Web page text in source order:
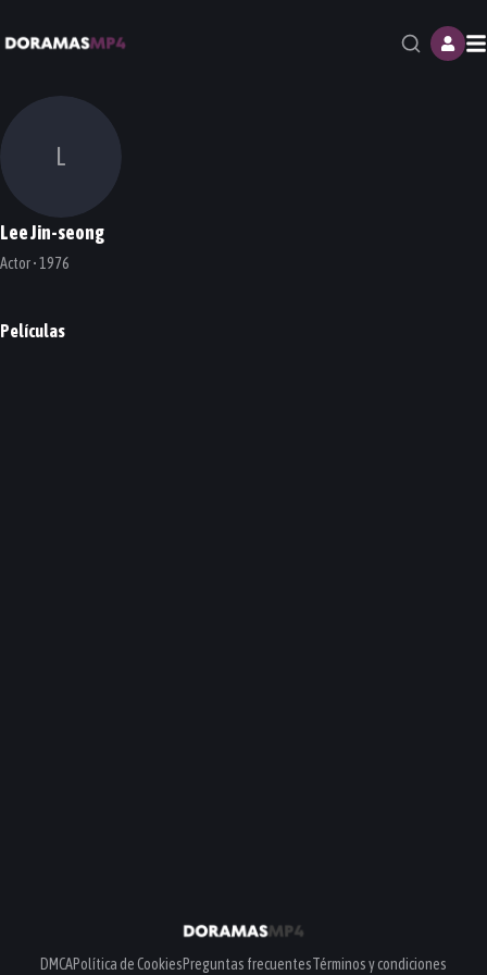
L
Lee Jin-seong
Actor • 1976
Películas
He was Cool
DMCAPolítica de CookiesPreguntas frecuentesTérminos y condiciones